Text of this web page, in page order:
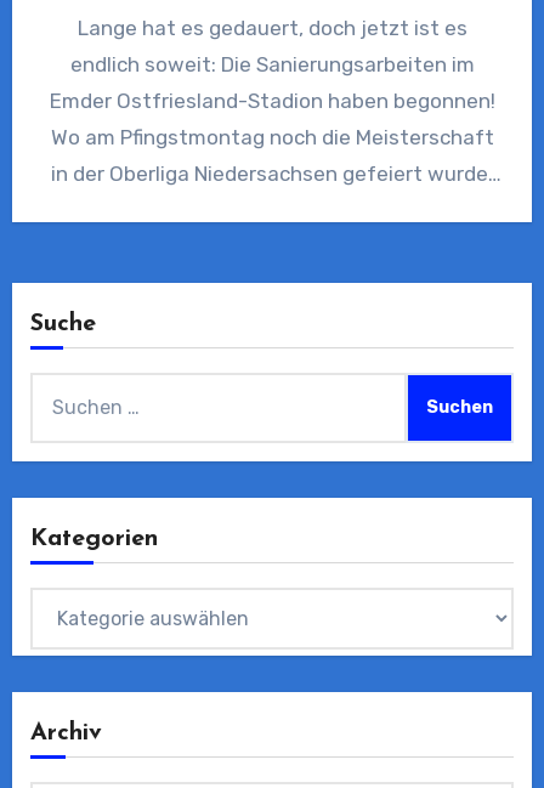
Lange hat es gedauert, doch jetzt ist es
endlich soweit: Die Sanierungsarbeiten im
Emder Ostfriesland-Stadion haben begonnen!
Wo am Pfingstmontag noch die Meisterschaft
in der Oberliga Niedersachsen gefeiert wurde,
Suche
Kategorien
Archiv